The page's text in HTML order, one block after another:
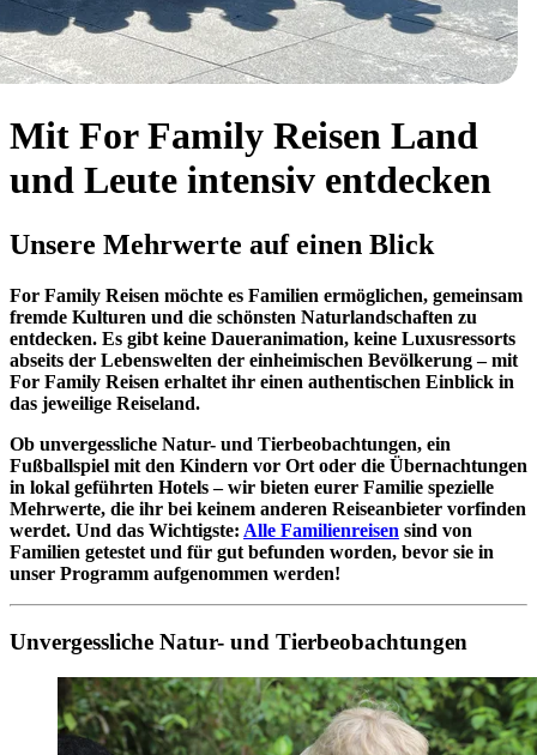
Mit For Family Reisen Land
und Leute intensiv entdecken
Unsere Mehrwerte auf einen Blick
For Family Reisen möchte es Familien ermöglichen, gemeinsam
fremde Kulturen und die schönsten Naturlandschaften zu
entdecken. Es gibt keine Daueranimation, keine Luxusressorts
abseits der Lebenswelten der einheimischen Bevölkerung – mit
For Family Reisen erhaltet ihr einen authentischen Einblick in
das jeweilige Reiseland.
Ob unvergessliche Natur- und Tierbeobachtungen, ein
Fußballspiel mit den Kindern vor Ort oder die Übernachtungen
in lokal geführten Hotels – wir bieten eurer Familie spezielle
Mehrwerte, die ihr bei keinem anderen Reiseanbieter vorfinden
werdet. Und das Wichtigste: Alle Familienreisen sind von
Familien getestet und für gut befunden worden, bevor sie in
unser Programm aufgenommen werden!
Unvergessliche Natur- und Tierbeobachtungen